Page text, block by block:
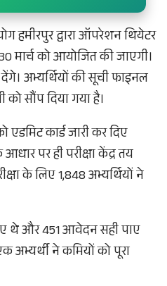
हमीरपुर द्वारा ऑपरेशन थियेटर
मार्च को आयोजित की जाएगी।
देंगे। अभ्यर्थियों की सूची फाइनल
सौंप दिया गया है।
कार्ड जारी कर दिए
पर ही परीक्षा केंद्र तय
के लिए 1,848 अभ्यर्थियों ने
थे और 451 आवेदन सही पाए
ने कमियों को पूरा